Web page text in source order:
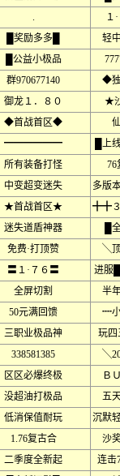
.
１
█奖励多多█
轻
█公益小极品
群970677140
◆
御龙１．８０
★
◆首战首区◆
━━━━━━
█上
所有装备打怪
76
中变超变迷失
多版
★首战首区★
╋╋
迷失道盾神器
█
免费·打顶赞
╲
〓１·７６〓
进服
全屏切割
半
50元满回馈
┉
三职业极品神
玩四
338581385
区区必爆终极
Ｂ
没超油打极品
五
低消保值耐玩
沉默
1.76复古合
沙
二季度全新起
连击